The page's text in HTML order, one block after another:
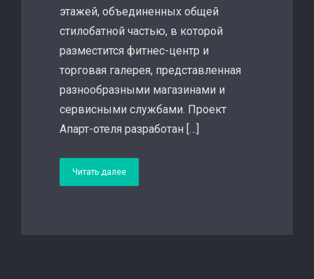
этажей, объединенных общей
стилобатной частью, в которой
разместится фитнес-центр и
торговая галерея, представленная
разнообразными магазинами и
сервисными службами. Проект
Апарт-отеля разработан […]
Читать далее